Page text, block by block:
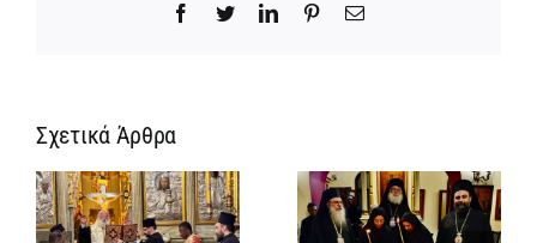
Facebook
TwitterLinkedInPinterestEmail
Σχετικά ΆρθραΊδρυση
Γυναικείας
Ιεράς
και